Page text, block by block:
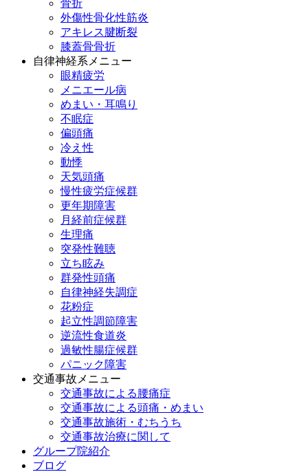
骨折
外傷性骨化性筋炎
アキレス腱断裂
膝蓋骨骨折
自律神経系メニュー
眼精疲労
メニエール病
めまい・耳鳴り
不眠症
偏頭痛
冷え性
動悸
天気頭痛
慢性疲労症候群
更年期障害
月経前症候群
生理痛
突発性難聴
立ち眩み
群発性頭痛
自律神経失調症
花粉症
起立性調節障害
逆流性食道炎
過敏性腸症候群
パニック障害
交通事故メニュー
交通事故による腰痛症
交通事故による頭痛・めまい
交通事故施術・むちうち
交通事故治療に関して
グループ院紹介
ブログ